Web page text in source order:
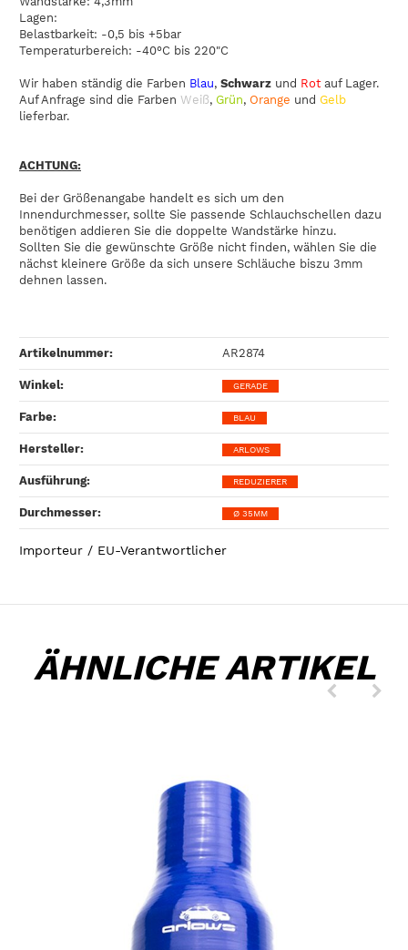
Lagen:
Belastbarkeit: -0,5 bis +5bar
Temperaturbereich: -40°C bis 220"C
Wir haben ständig die Farben Blau, Schwarz und Rot auf Lager.
Auf Anfrage sind die Farben Weiß, Grün, Orange und Gelb
lieferbar.
ACHTUNG:
Bei der Größenangabe handelt es sich um den
Innendurchmesser, sollte Sie passende Schlauchschellen dazu
benötigen addieren Sie die doppelte Wandstärke hinzu.
Sollten Sie die gewünschte Größe nicht finden, wählen Sie die
nächst kleinere Größe da sich unsere Schläuche biszu 3mm
dehnen lassen.
Artikelnummer: AR2874
Winkel‍: GERADE
Farbe‍: BLAU
Hersteller‍: ARLOWS
Ausführung‍: REDUZIERER
Durchmesser‍: Ø 35MM
Importeur / EU-Verantwortlicher
ÄHNLICHE ARTIKEL